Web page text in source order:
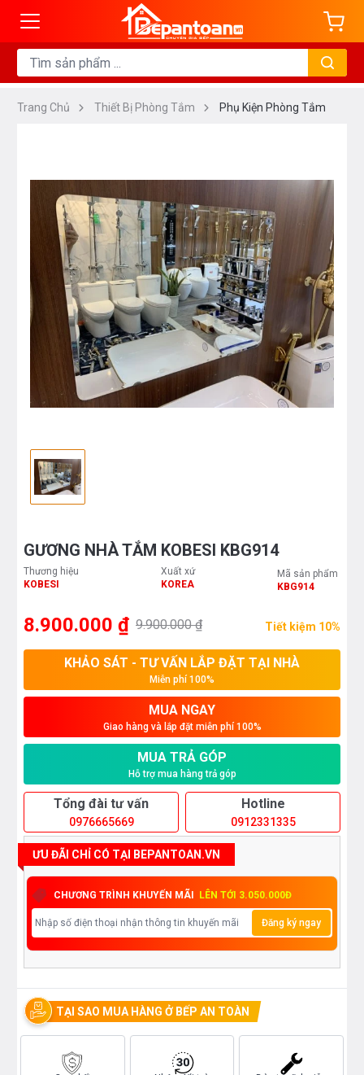
Trang Chủ Thiết Bị Phòng Tắm Phụ Kiện Phòng Tắm
GƯƠNG NHÀ TẮM KOBESI KBG914
Thương hiệu
KOBESI
Xuất xứ
KOREA
Mã sản phẩm
KBG914
8.900.000 ₫ 9.900.000 ₫ Tiết kiệm 10%
KHẢO SÁT - TƯ VẤN LẮP ĐẶT TẠI NHÀ
Miễn phí 100%
MUA NGAY
Giao hàng và lắp đặt miễn phí 100%
MUA TRẢ GÓP
Hỗ trợ mua hàng trả góp
Tổng đài tư vấn
0976665669
Hotline
0912331335
ƯU ĐÃI CHỈ CÓ TẠI BEPANTOAN.VN
CHƯƠNG TRÌNH KHUYẾN MÃI LÊN TỚI 3.050.000Đ
Đăng ký ngay
TẠI SAO MUA HÀNG Ở BẾP AN TOÀN